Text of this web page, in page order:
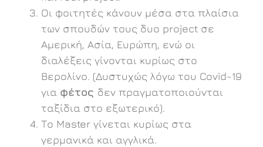
Οι φοιτητές κάνουν μέσα στα πλαίσια
των σπουδών τους δυο project σε
Αμερική, Ασία, Ευρώπη, ενώ οι
διαλέξεις γίνονται κυρίως στο
Βερολίνο. (Δυστυχώς λόγω του Covid-19
για φέτος δεν πραγματοποιούνται
ταξίδια στο εξωτερικό).
Το Master γίνεται κυρίως στα
γερμανικά και αγγλικά.